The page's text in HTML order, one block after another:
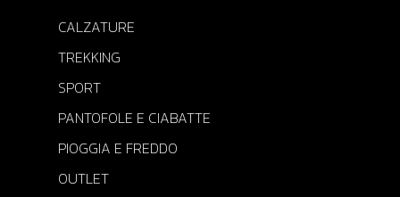
CALZATURE
TREKKING
SPORT
PANTOFOLE E CIABATTE
PIOGGIA E FREDDO
OUTLET